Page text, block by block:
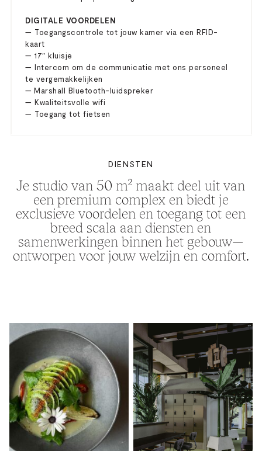
DIGITALE VOORDELEN
— Toegangscontrole tot jouw kamer via een RFID-
kaart
— 17″ kluisje
— Intercom om de communicatie met ons personeel
te vergemakkelijken
— Marshall Bluetooth-luidspreker
— Kwaliteitsvolle wifi
— Toegang tot fietsen
DIENSTEN
Je studio van 50 m² maakt deel uit van
een premium complex en biedt je
exclusieve voordelen en toegang tot een
breed scala aan diensten en
samenwerkingen binnen het gebouw—
ontworpen voor jouw welzijn en comfort.